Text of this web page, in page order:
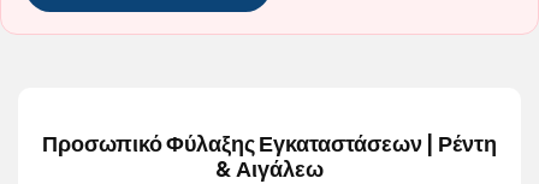
Προσωπικό Φύλαξης Εγκαταστάσεων | Ρέντη
& Αιγάλεω